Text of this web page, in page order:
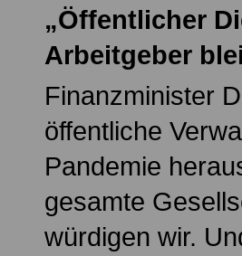
„Öffentlicher
Arbeitgeber
Finanzminister
öffentliche
Pandemie
gesamte
würdigen wir.